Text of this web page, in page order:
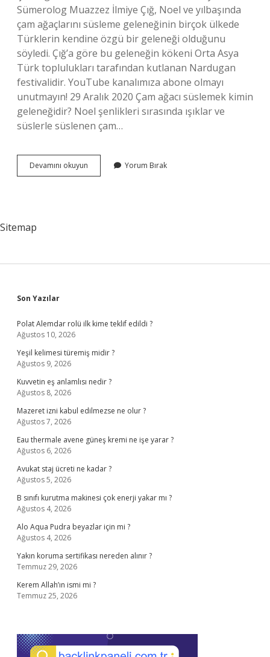
Sümerolog Muazzez İlmiye Çığ, Noel ve yılbaşında
çam ağaçlarını süsleme geleneğinin birçok ülkede
Türklerin kendine özgü bir geleneği olduğunu
söyledi. Çığ’a göre bu geleneğin kökeni Orta Asya
Türk toplulukları tarafından kutlanan Nardugan
festivalidir. YouTube kanalımıza abone olmayı
unutmayın! 29 Aralık 2020 Çam ağacı süslemek kimin
geleneğidir? Noel şenlikleri sırasında ışıklar ve
süslerle süslenen çam…
Devamını okuyun
Ağacı
Yorum Bırak
Sitemap
Sidebar
Son Yazılar
Polat Alemdar rolü ilk kime teklif edildi ?
Ağustos 10, 2026
Yeşil kelimesi türemiş midir ?
Ağustos 9, 2026
Kuvvetin eş anlamlısı nedir ?
Ağustos 8, 2026
Mazeret izni kabul edilmezse ne olur ?
Ağustos 7, 2026
Eau thermale avene güneş kremi ne işe yarar ?
Ağustos 6, 2026
Avukat staj ücreti ne kadar ?
Ağustos 5, 2026
B sınıfı kurutma makinesi çok enerji yakar mı ?
Ağustos 4, 2026
Alo Aqua Pudra beyazlar için mi ?
Ağustos 4, 2026
Yakın koruma sertifikası nereden alınır ?
Temmuz 29, 2026
Kerem Allah’ın ismi mi ?
Temmuz 25, 2026